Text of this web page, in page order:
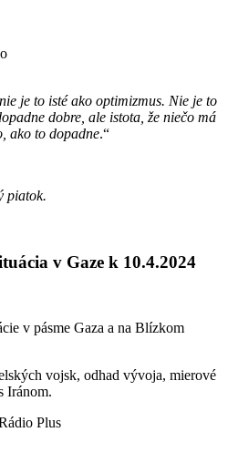
je to isté ako optimizmus. Nie je to
dobre, ale istota, že niečo má
ako to dopadne.“
piatok.
v Gaze k 10.4.2024
v pásme Gaza a na Blízkom
vojsk, odhad vývoja, mierové
Iránom.
Plus